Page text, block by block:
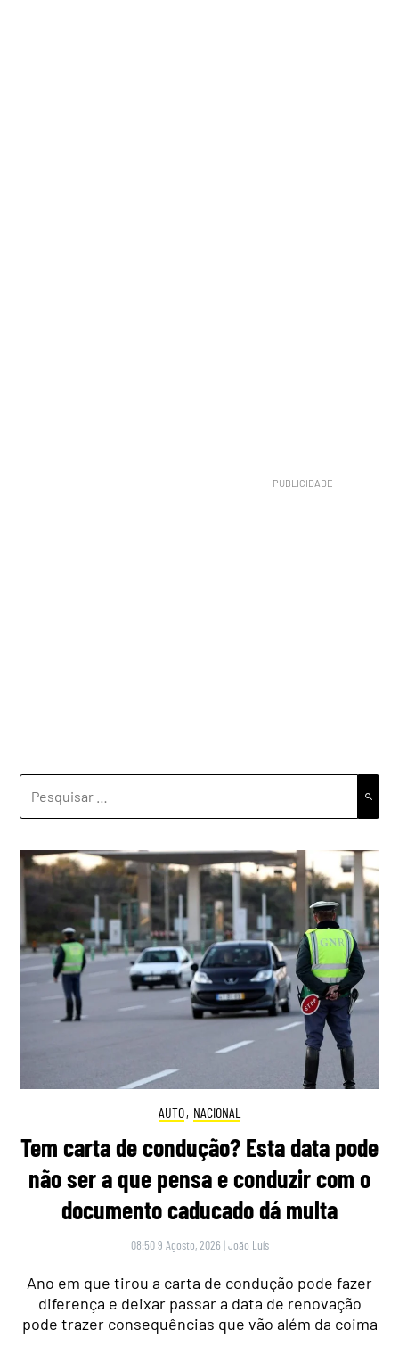
AUTO, NACIONAL
Tem carta de condução? Esta data pode
não ser a que pensa e conduzir com o
documento caducado dá multa
08:50 9 Agosto, 2026 |João Luís
Ano em que tirou a carta de condução pode fazer
diferença e deixar passar a data de renovação
pode trazer consequências que vão além da coima